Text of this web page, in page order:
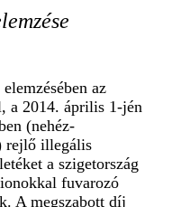
az
a 2014. április 1-jén
(nehéz-
rejlő illegális
a szigetország
fuvarozó
A megszabott díj